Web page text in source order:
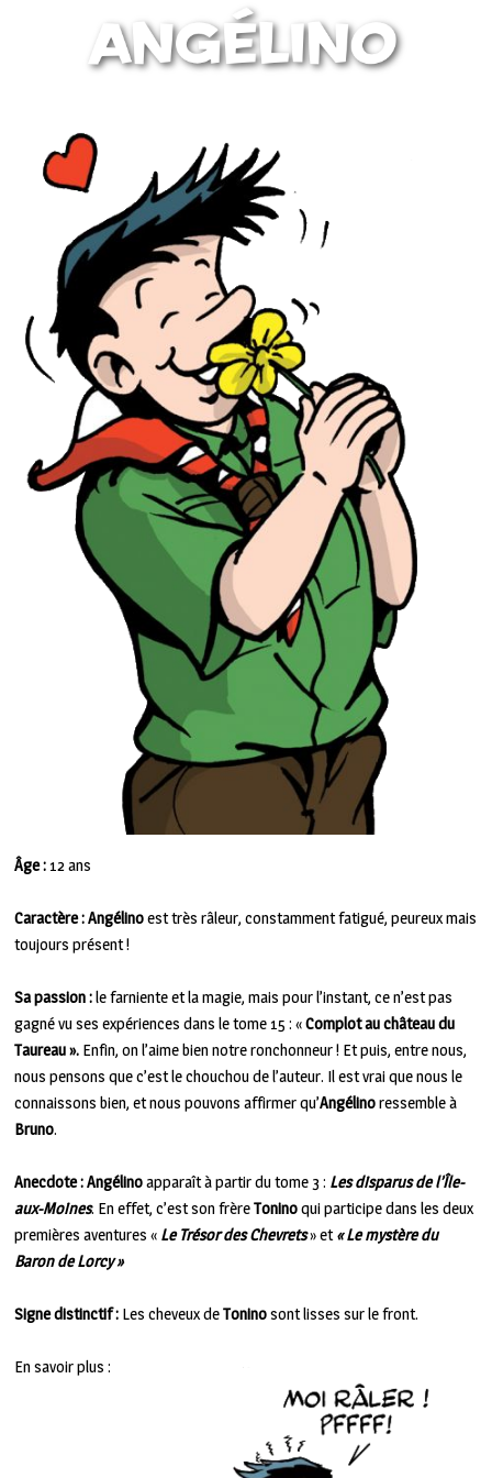
Âge : 12 ans
Caractère :Angélinoest très râleur, constamment fatigué, peureux mais
toujours présent !
Sa passion :le farniente et la magie, mais pour l’instant, ce n’est pas
gagné vu ses expériences dans le tome 15 : «Complot au château du
Taureau ». Enfin, on l’aime bien notre ronchonneur ! Et puis, entre nous,
nous pensons que c’est le chouchou de l’auteur. Il est vrai que nous le
connaissons bien, et nous pouvons affirmer qu’Angélinoressemble à
Bruno.
Anecdote :Angélinoapparaît à partir du tome 3 : Les disparus de l’Île-
aux-Moines. En effet, c’est son frèreToninoqui participe dans les deux
premières aventures « Le Trésor desChevrets» et« Le mystère du
Baron de Lorcy »
Signe distinctif : Les cheveux deToninosont lisses sur le front.
En savoir plus :